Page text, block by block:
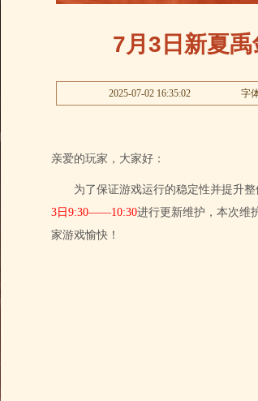
7月3日新夏
2025-07-02 16:35:02 字
亲爱的玩家，大家好：
为了保证游戏运行的稳定性并提升
3日9:30——10:30进行更新维护，本次维
家游戏愉快！